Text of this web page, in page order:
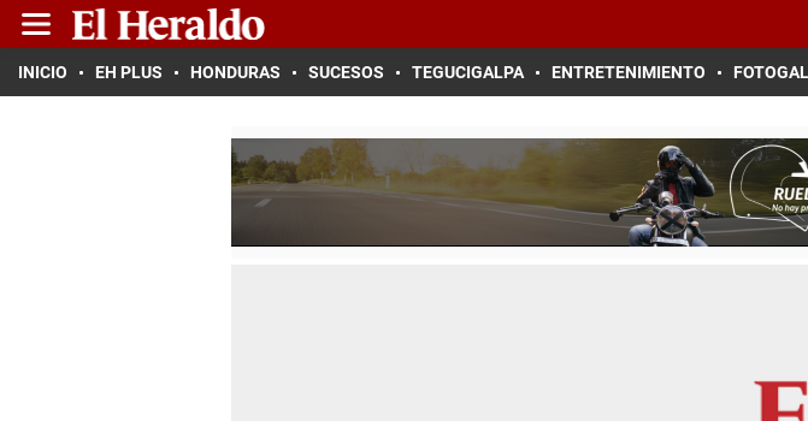
INICIO EH PLUS HONDURAS SUCESOS TEGUCIGALPA ENTRETENIMIENTO